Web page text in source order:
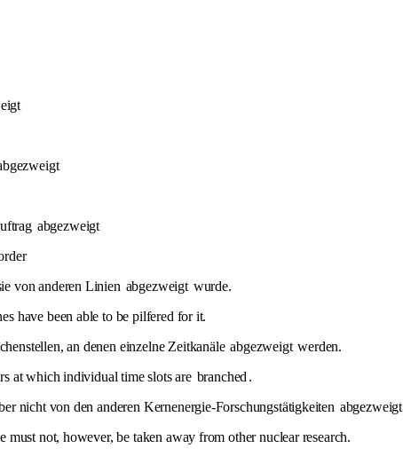
abgezweigt
von anderen Linien abgezweigt wurde.
have been able to be pilfered for it.
an denen einzelne Zeitkanäle abgezweigt werden.
at which individual time slots are branched .
nicht von den anderen Kernenergie-Forschungstätigkeiten abgezweigt
must not, however, be taken away from other nuclear research.